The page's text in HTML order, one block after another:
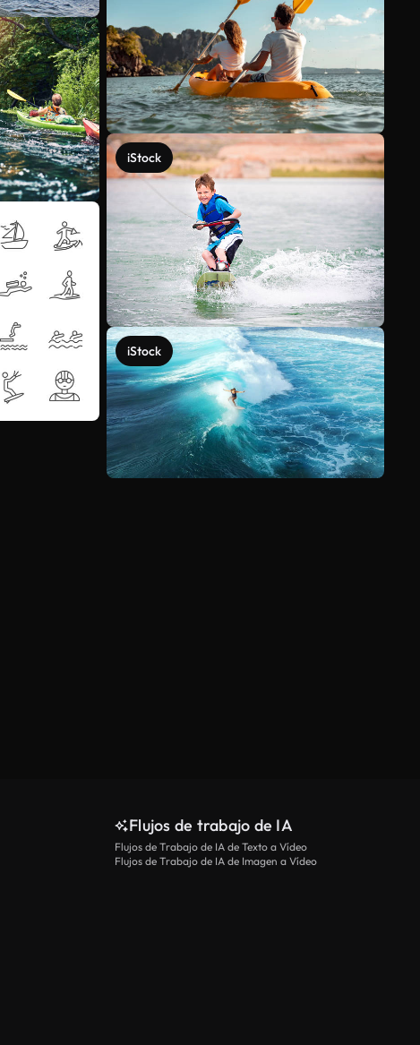
iStock
iStock
Flujos de trabajo de IA
Flujos de Trabajo de IA de Texto a Vídeo
Flujos de Trabajo de IA de Imagen a Vídeo